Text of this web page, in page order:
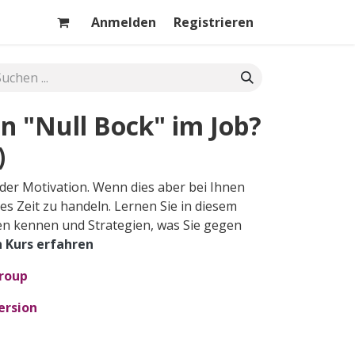
Anmelden Registrieren
"Null Bock" im Job?
Motivation. Wenn dies aber bei Ihnen
Zeit zu handeln. Lernen Sie in diesem
kennen und Strategien, was Sie gegen
Kurs er​fahren